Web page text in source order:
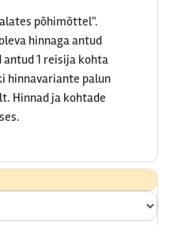
põhimõttel".
hinnaga antud
1 reisija kohta
hinnavariante palun
Hinnad ja kohtade